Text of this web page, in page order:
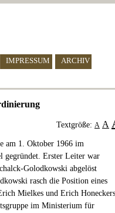
IMPRESSUM ARCHIV
Textgröße: A A
am 1. Oktober 1966 im
gegründet. Erster Leiter war
Golodkowski abgelöst
rasch die Position eines
Mielkes und Erich Honeckers
im Ministerium für